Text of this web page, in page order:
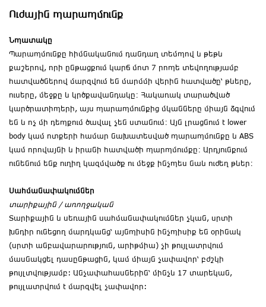
Ուժային պարապմունք
Նպատակը
Պարապմունքը հիմնականում դանդաղ տեմպով և թեթև
քաշերով, որի ընթացքում կարճ մոտ 7 րոպե տեվողությամբ
հատվածներով մարզվում են մարմմի վերին հատվածը՝ թևերը,
ուսերը, մեջքը և կրծքավանդակը։ Հակառակ տարածված
կարծրատիպերի, այս պարապմունքից մկանները միայն ձգվում
են և ոչ մի դեպքում ծավալ չեն ստանում։ Այն լրացնում է lower
body կամ ոտքերի համար նախատեսված պարապմունքը և ABS
կամ որովայնի և իրանի հատվածի պարպմումքը։ Արդյունքում
ունենում ենք ուղիղ կազմվածք ու մեջք ինչպես նաև ուժեղ թևեր։
Սահմանափակումներ
տարիքային / առողջական
Տարիքային և սեռային սահմանափակումներ չկան, սրտի
խնդիր ունեցող մարդկանց՝ այնպիսին ինչպիսիք են օրինակ
(սրտի անբավարարություն, արիթմիա) չի թույլատրվում
մասնակցել դասընթացին, կամ միայն չափավոր՝ բժշկի
թույլտվությամբ: Անչափահասներին՝ մինչև 17 տարեկան,
թույլատրվում է մարզվել չափավոր: